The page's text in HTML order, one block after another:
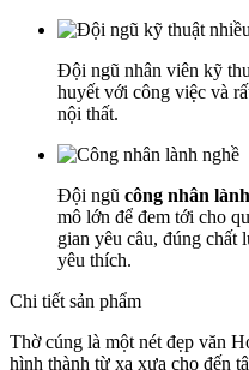
Đội ngũ nhân viên kỹ
huyết với công việc và
nội thất.
Đội ngũ công nhân
mô lớn để đem tới cho
gian yêu câu, đúng chất
yêu thích.
Chi tiết sản phẩm
Thờ cúng là một nét đẹp văn
hình thành từ xa xưa cho đến